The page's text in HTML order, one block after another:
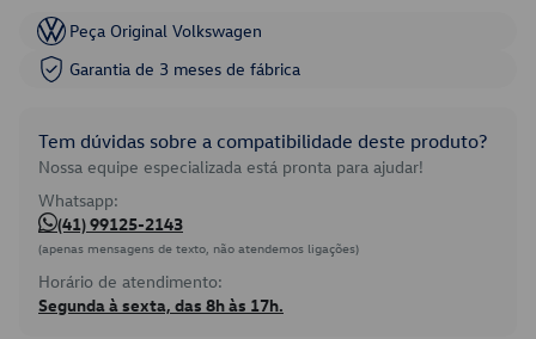
Peça Original Volkswagen
Garantia de 3 meses de fábrica
Tem dúvidas sobre a compatibilidade deste produto?
Nossa equipe especializada está pronta para ajudar!
Whatsapp:
(41) 99125-2143
(apenas mensagens de texto, não atendemos ligações)
Horário de atendimento:
Segunda à sexta, das 8h às 17h.